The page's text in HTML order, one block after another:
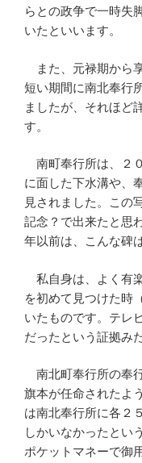
らとの政争で一時失
いたといいます。
また、元禄期から
短い期間に南北奉行
ましたが、それほど
す。
南町奉行所は、２
に面した下水溝や、
見されました。この
記念？で出来たと思
年以前は、こんな碑
私自身は、よく有
を初めて見つけた時
いたものです。テレ
だったという証拠み
南北町奉行所の奉
旗本が任命されたよ
は南北奉行所に各２
しかいなかったとい
ポケットマネーで御